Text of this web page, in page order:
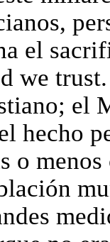
el
we
el
hecho
o